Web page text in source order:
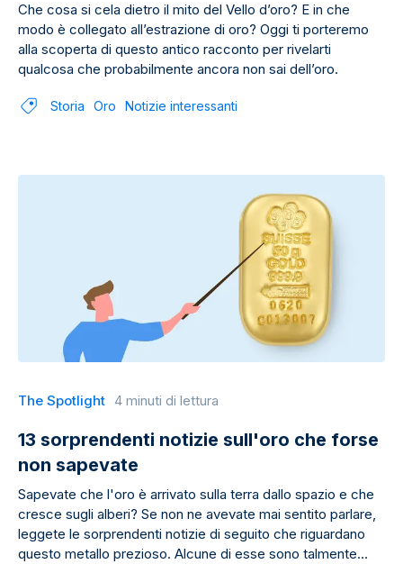
Che cosa si cela dietro il mito del Vello d’oro? E in che
modo è collegato all’estrazione di oro? Oggi ti porteremo
alla scoperta di questo antico racconto per rivelarti
qualcosa che probabilmente ancora non sai dell’oro.
Storia Oro Notizie interessanti
The Spotlight 4 minuti di lettura
13 sorprendenti notizie sull'oro che forse
non sapevate
Sapevate che l'oro è arrivato sulla terra dallo spazio e che
cresce sugli alberi? Se non ne avevate mai sentito parlare,
leggete le sorprendenti notizie di seguito che riguardano
questo metallo prezioso. Alcune di esse sono talmente